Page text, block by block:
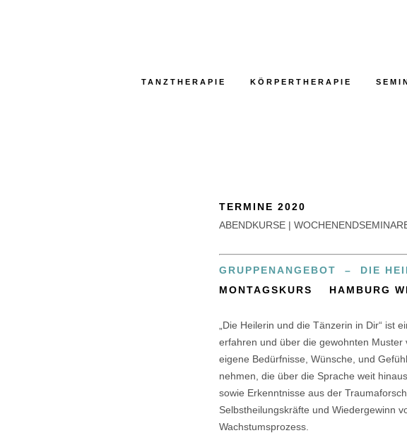
TANZTHERAPIE KÖRPERTHERAPIE
TERMINE 2020
ABENDKURSE |
GRUPPENANGEBOT – DIE
MONTAGSKURS HAMBURG
„Die Heilerin und die Tänzerin in Dir“ ist
erfahren und über die gewohnten
eigene Bedürfnisse, Wünsche, und
nehmen, die über die Sprache weit
sowie Erkenntnisse aus der
Selbstheilungskräfte und Wiedergewinn
Wachstumsprozess.